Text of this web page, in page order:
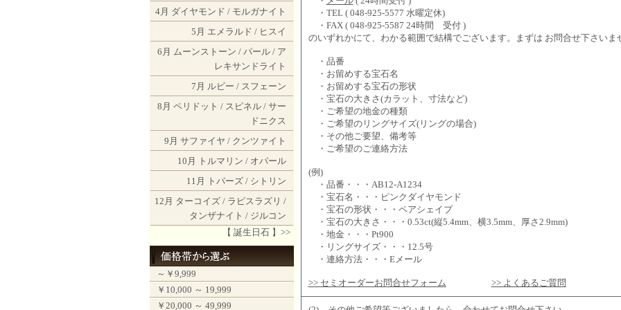
4月 ダイヤモンド / モルガナイト
5月 エメラルド / ヒスイ
6月 ムーンストーン / パール/ ア
レキサンドライト
7月 ルビー / スフェーン
8月 ペリドット / スピネル/ サー
ドニクス
9月 サファイヤ / クンツァイト
10月
トルマリン / オパール
11月
トパーズ/ シトリン
12月 ターコイズ/ ラピスラズリ /
タンザナイト / ジルコン
【 誕生日石 】>>
～￥9,999
￥10,000 ～ 19,999
￥20,000 ～ 49,999
・TEL ( 048-925-5577 水曜定休)
・FAX ( 048-925-5587 24時間 受付 )
のいずれかにて、わかる範囲で結構でございます。まずは お問合せ下さいま
・品番
・お留めする宝石名
・お留めする宝石の形状
・宝石の大きさ(カラット、寸法など)
・ご希望の地金の種類
・ご希望のリングサイズ(リングの場合)
・その他ご要望、備考等
・ご希望のご連絡方法
(例)
・品番・・・AB12-A1234
・宝石名・・・ピンクダイヤモンド
・宝石の形状・・・ペアシェイプ
・宝石の大きさ・・・0.53ct(縦5.4mm、横3.5mm、厚さ2.9mm)
・地金・・・Pt900
・リングサイズ・・・12.5号
・連絡方法・・・Eメール
>> セミオーダーお問合せフォーム >> よくあるご質問